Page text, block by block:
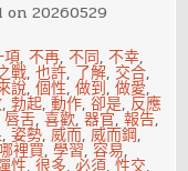
on20260529
項,不再,不同,不幸,
戰,也許, 了解, 交合,
說,個性,做到,做愛,
,勃起,動作,卻是, 反應
唇舌,喜歡,器官,報告,
,姿勢,威而,威而鋼,
裡買,學習,容易,
性,很多,必須,性交,